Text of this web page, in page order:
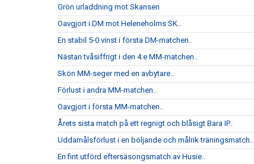
Grön urladdning mot Skansen
Oavgjort i DM mot Heleneholms SK..
En stabil 5-0 vinst i första DM-matchen..
Nästan tvåsiffrigt i den 4:e MM-matchen..
Skön MM-seger med en avbytare..
Förlust i andra MM-matchen..
Oavgjort i första MM-matchen..
Årets sista match på ett regnigt och blåsigt Bara IP..
Uddamålsförlust i en böljande och målrik träningsmatch..
En fint utförd eftersäsongsmatch av Husie..